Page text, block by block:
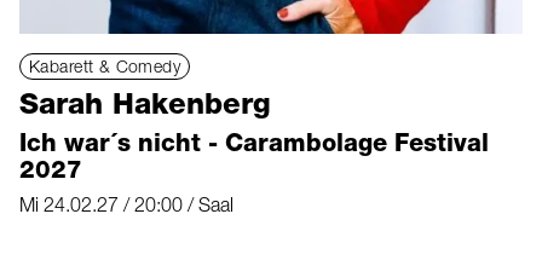
Kabarett & Comedy
Sarah Hakenberg
Ich war´s nicht - Carambolage Festival
2027
Mi 24.02.27 / 20:00 / Saal